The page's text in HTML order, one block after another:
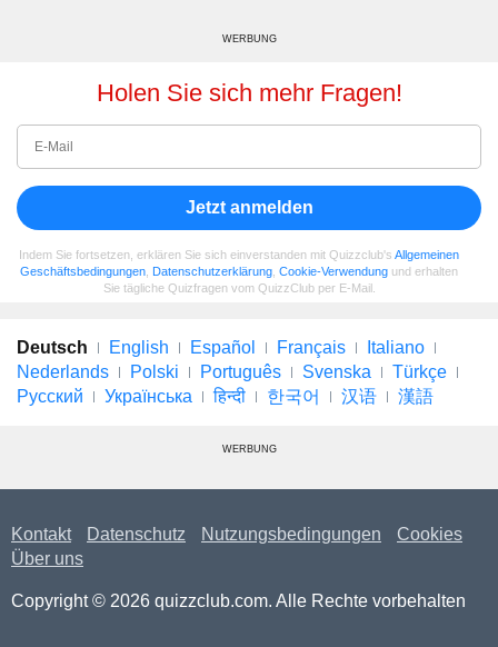
WERBUNG
Holen Sie sich mehr Fragen!
Jetzt anmelden
Indem Sie fortsetzen, erklären Sie sich einverstanden mit Quizzclub's Allgemeinen
Geschäftsbedingungen Datenschutzerklärung Cookie-Verwendung und erhalten
Sie tägliche Quizfragen vom QuizzClub per E-Mail.
Deutsch English Español Français
Italiano
Nederlands
Polski Português Svenska
Türkçe
Русский
Українська हिन्दी 한국어 汉语 漢語
WERBUNG
Kontakt Datenschutz Nutzungsbedingungen
Cookies
Über uns
Copyright © 2026 quizzclub.com. Alle Rechte vorbehalten